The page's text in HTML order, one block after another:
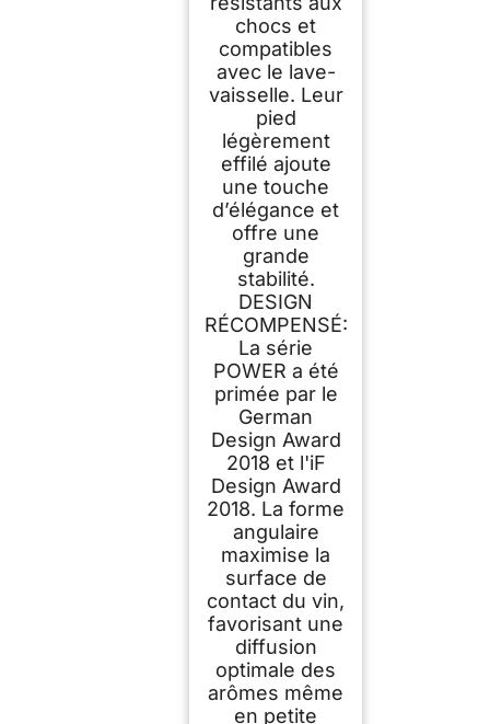
chocs et
compatibles
avec le lave-
vaisselle. Leur
pied
légèrement
effilé ajoute
une touche
d’élégance et
offre une
grande
stabilité.
DESIGN
RÉCOMPENSÉ:
La série
POWER a été
primée par le
German
Design Award
2018 et l'iF
Design Award
2018. La forme
angulaire
maximise la
surface de
contact du vin,
favorisant une
diffusion
optimale des
arômes même
en petite